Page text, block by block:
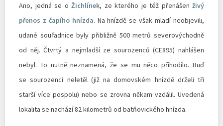
Ano, jedná se o Žichlínek, ze kterého je též přenášen živý
přenos z čapího hnízda. Na hnízdě se však mladí neobjevili,
udané souřadnice byly přibližně 500 metrů severovýchodně
od něj. Čtvrtý a nejmladší ze sourozenců (CE895) nahlášen
nebyl. To nutně neznamená, že se mu něco přihodilo. Buď
se sourozenci neletěl (již na domovském hnízdě drželi tři
starší více pospolu) nebo se zrovna někam vzdálil. Uvedená
lokalita se nachází 82 kilometrů od batňovického hnízda.